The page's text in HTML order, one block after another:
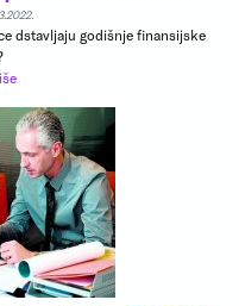
dstavljaju godišnje finansijske